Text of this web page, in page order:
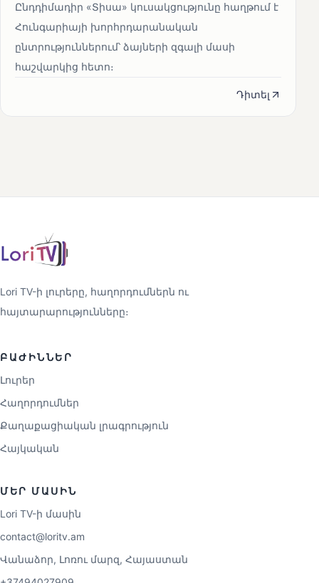
Ընդդիմադիր «Տիսա» կուսակցությունը հաղթում է
Հունգարիայի խորհրդարանական
ընտրություններում՝ ձայների զգալի մասի
հաշվարկից հետո։
Դիտել
Lori TV-ի լուրերը, հաղորդումներն ու
հայտարարությունները։
ԲԱԺԻՆՆԵՐ
Լուրեր
Հաղորդումներ
Քաղաքացիական լրագրություն
Հայկական
ՄԵՐ ՄԱՍԻՆ
Lori TV-ի մասին
contact@loritv.am
Վանաձոր, Լոռու մարզ, Հայաստան